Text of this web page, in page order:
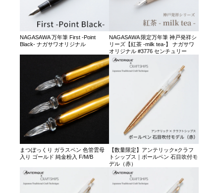
NAGASAWA 万年筆 First -Point
Black- ナガサワオリジナル
NAGASAWA 限定万年筆 神戸発祥シ
リーズ【紅茶 -milk tea-】 ナガサワ
オリジナル #3776 センチュリー
まつぼっくり ガラスペン 色管雲母
入り ゴールド 純金粉入 F/M/B
【数量限定】アンテリック×クラフ
トシップス｜ボールペン 石目吹付モ
デル（赤）